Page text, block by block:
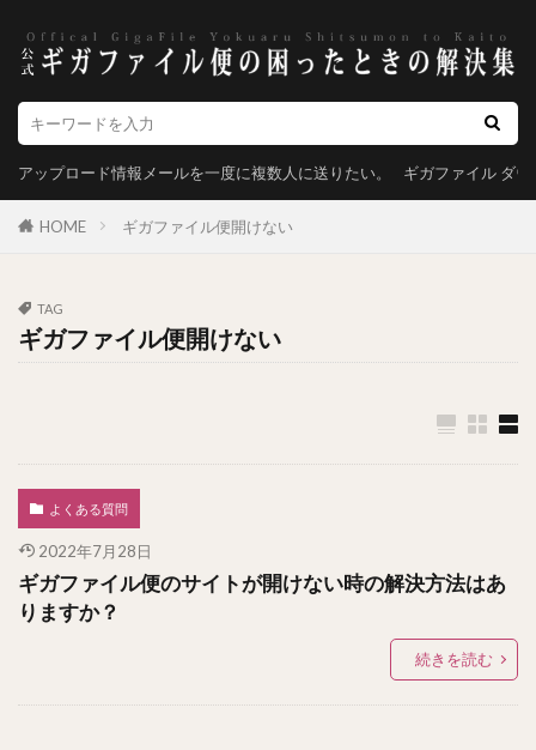
アップロード情報メールを一度に複数人に送りたい。 ギガファイル ダ
HOME ギガファイル便開けない
TAG
ギガファイル便開けない
よくある質問
2022年7月28日
ギガファイル便のサイトが開けない時の解決方法はあ
りますか？
続きを読む